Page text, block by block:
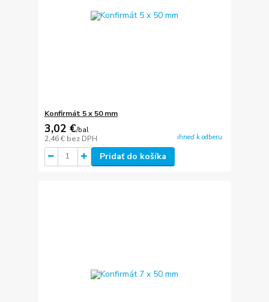
Konfirmát 5 x 50 mm
3,02 €/bal
2,46 € bez DPH ihneď k odberu
Pridať do košíka